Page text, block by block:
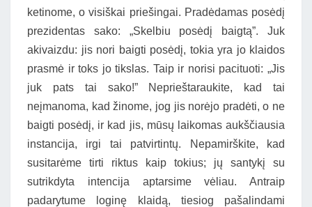
ketinome, o visiškai priešingai. Pradėdamas posėdį
prezidentas sako: „Skelbiu posėdį baigtą”. Juk
akivaizdu: jis nori baigti posėdį, tokia yra jo klaidos
prasmė ir toks jo tikslas. Taip ir norisi pacituoti: „Jis
juk pats tai sako!” Neprieštaraukite, kad tai
neįmanoma, kad žinome, jog jis norėjo pradėti, o ne
baigti posėdį, ir kad jis, mūsų laikomas aukščiausia
instancija, irgi tai patvirtintų. Nepamirškite, kad
susitarėme tirti riktus kaip tokius; jų santykį su
sutrikdyta intencija aptarsime vėliau. Antraip
padarytume loginę klaidą, tiesiog pašalindami